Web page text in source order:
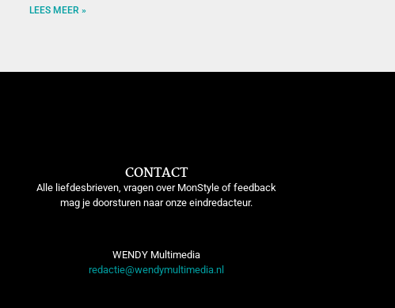
LEES MEER »
CONTACT
Alle liefdesbrieven, vragen over MonStyle of feedback
mag je doorsturen naar onze eindredacteur.
WENDY Multimedia
redactie@wendymultimedia.nl